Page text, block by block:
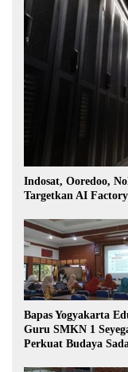
Indosat, Ooredoo,
Targetkan AI
Bapas Yogyakarta
Guru SMKN 1
Perkuat Budaya